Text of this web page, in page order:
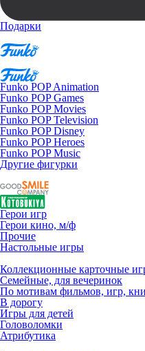
Подарки
Funko POP Animation
Funko POP Games
Funko POP Movies
Funko POP Television
Funko POP Disney
Funko POP Heroes
Funko POP Music
Другие фигурки
Герои игр
Герои кино, м/ф
Прочие
Настольные игры
Коллекционные карточные
Семейные, для вечеринок
По мотивам фильмов, игр,
В дорогу
Игры для детей
Головоломки
Атрибутика